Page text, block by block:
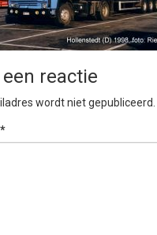
reactie
wordt niet gepubliceerd.
*